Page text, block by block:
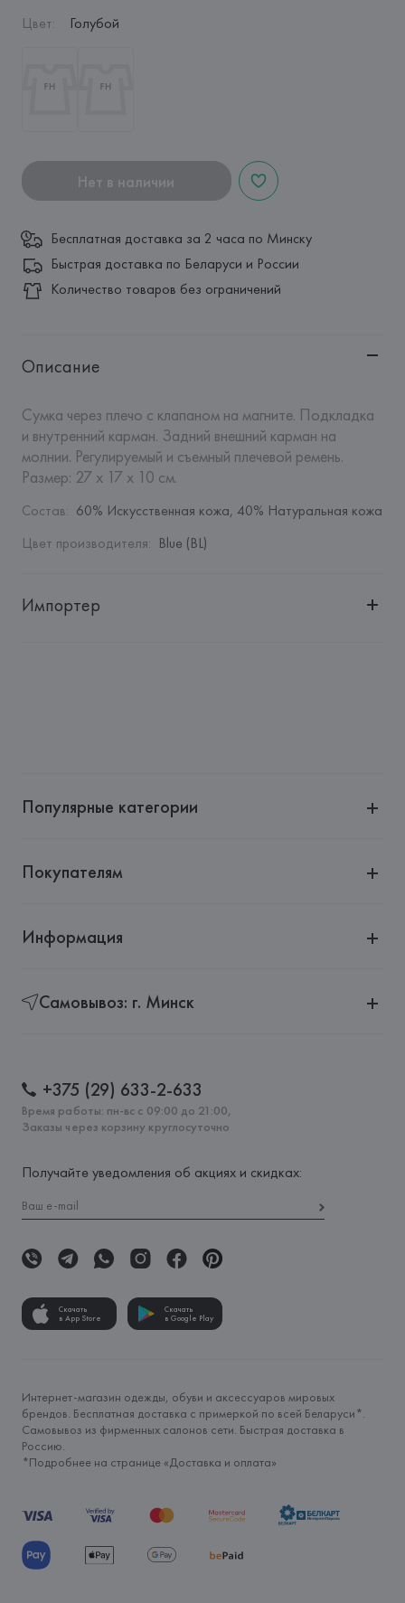
Цвет: Голубой
Нет в наличии
Бесплатная доставка за 2 часа по Минску
Быстрая доставка по Беларуси и России
Количество товаров без ограничений
Описание
Сумка через плечо с клапаном на магните. Подкладка
и внутренний карман. Задний внешний карман на
молнии. Регулируемый и съемный плечевой ремень.
Размер: 27 x 17 x 10 см.
Состав: 60% Искусственная кожа, 40% Натуральная кожа
Цвет производителя: Blue (BL)
Импортер
Страна происхождения товара:
Популярные категории
Покупателям
Информация
Самовывоз: г. Минск
+375 (29) 633-2-633
Время работы: пн-вс с 09:00 до 21:00,
Заказы через корзину круглосуточно
Получайте уведомления об акциях и скидках:
Скачать
в App Store
Скачать
в Google Play
Интернет-магазин одежды, обуви и аксессуаров мировых
брендов. Бесплатная доставка с примеркой по всей Беларуси*.
Самовывоз из фирменных салонов сети. Быстрая доставка в
Россию.
*Подробнее на странице «Доставка и оплата»